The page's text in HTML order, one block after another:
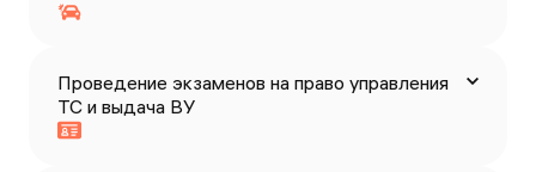
Проведение экзаменов на право управления
ТС и выдача ВУ